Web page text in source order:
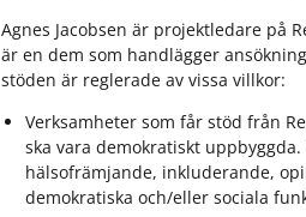
Agnes Jacobsen är projektledare på
är en dem som handlägger
stöden är reglerade av vissa villkor:
Verksamheter som får stöd från
ska vara demokratiskt uppbyggda.
hälsofrämjande, inkluderande,
demokratiska och/eller sociala